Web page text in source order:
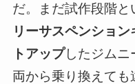
だ。まだ試作段階
リーサスペンション
トアップしたジムニ
両から乗り換えても